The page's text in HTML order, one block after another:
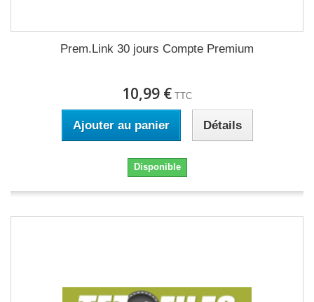
Prem.Link 30 jours Compte Premium
10,99 € TTC
Ajouter au panier Détails
Disponible